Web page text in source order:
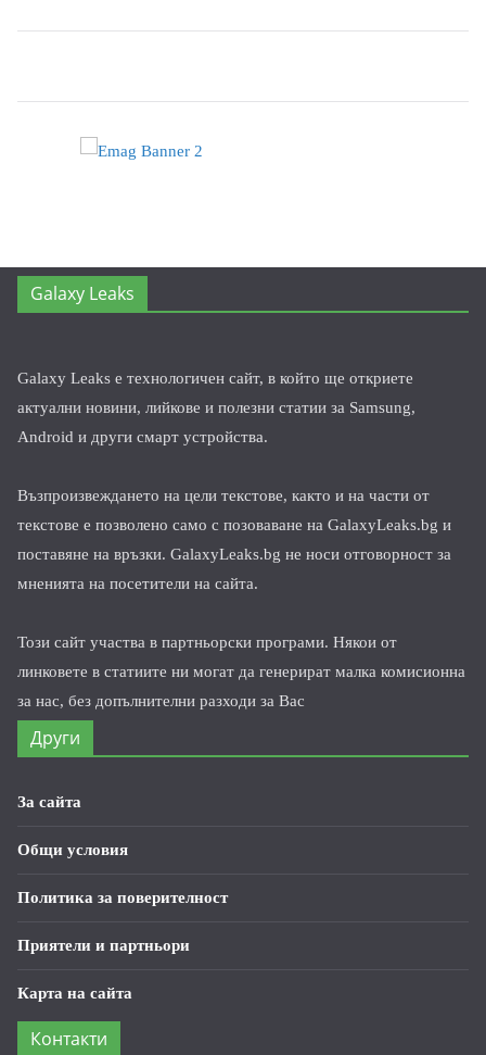
Galaxy Leaks
Galaxy Leaks е технологичен сайт, в който ще откриете
актуални новини, лийкове и полезни статии за Samsung,
Android и други смарт устройства.
Възпроизвеждането на цели текстове, както и на части от
текстове е позволено само с позоваване на GalaxyLeaks.bg и
поставяне на връзки. GalaxyLeaks.bg не носи отговорност за
мненията на посетители на сайта.
Този сайт участва в партньорски програми. Някои от
линковете в статиите ни могат да генерират малка комисионна
за нас, без допълнителни разходи за Вас
Други
За сайта
Общи условия
Политика за поверителност
Приятели и партньори
Карта на сайта
Контакти